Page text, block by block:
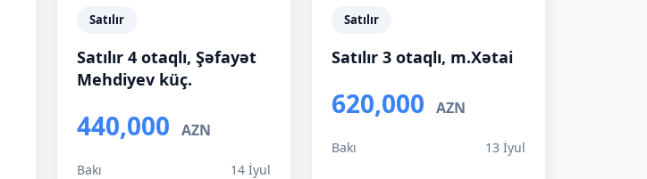
Satılır
Satılır 4 otaqlı, Şəfayət
Mehdiyev küç.
440,000 AZN
Bakı 14 İyul
Satılır
Satılır 3 otaqlı, m.Xətai
620,000 AZN
Bakı 13 İyul